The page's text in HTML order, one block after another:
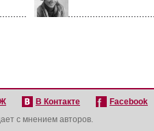
В Контакте Facebook
с мнением авторов.